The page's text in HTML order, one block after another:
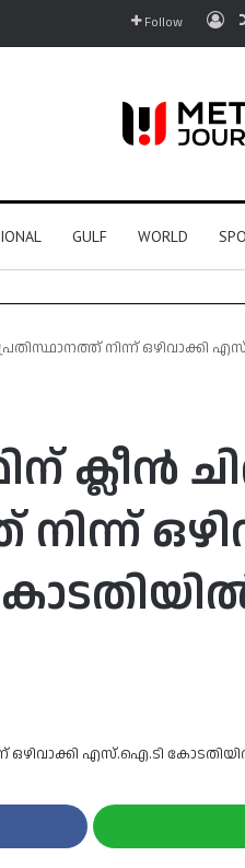
Follow
GULF WORLD
പ്രതിസ്ഥാനത്ത് നിന്ന് ഒഴിവാക്കി
ക്ലീൻ